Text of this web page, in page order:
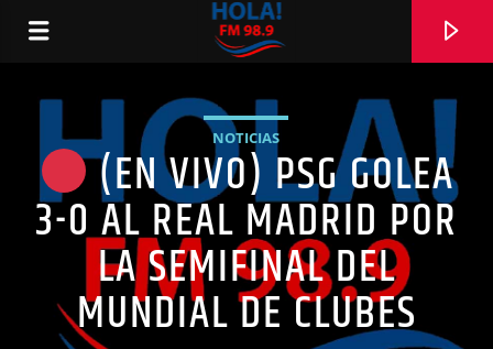
RADIO HOLA
NOTICIAS
(EN VIVO) PSG GOLEA
3-0 AL REAL MADRID POR
LA SEMIFINAL DEL
MUNDIAL DE CLUBES